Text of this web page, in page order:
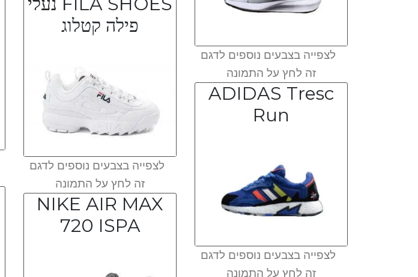
פילה קטלוג
לצפייה בצבעים נוספים לדגם
זה לחץ על התמונה
NIKE AIR MAX
720 ISPA
לצפייה בצבעים נוספים לדגם
זה לחץ על התמונה
ADIDAS Tresc
Run
לצפייה בצבעים נוספים לדגם
זה לחץ על התמונה